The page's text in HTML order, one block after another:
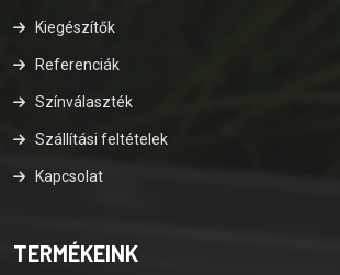
Kiegészítők
Referenciák
Színválaszték
Szállítási feltételek
Kapcsolat
TERMÉKEINK